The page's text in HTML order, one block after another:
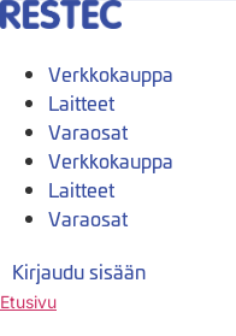
Verkkokauppa
Laitteet
Varaosat
Verkkokauppa
Laitteet
Varaosat
Kirjaudu sisään
Etusivu